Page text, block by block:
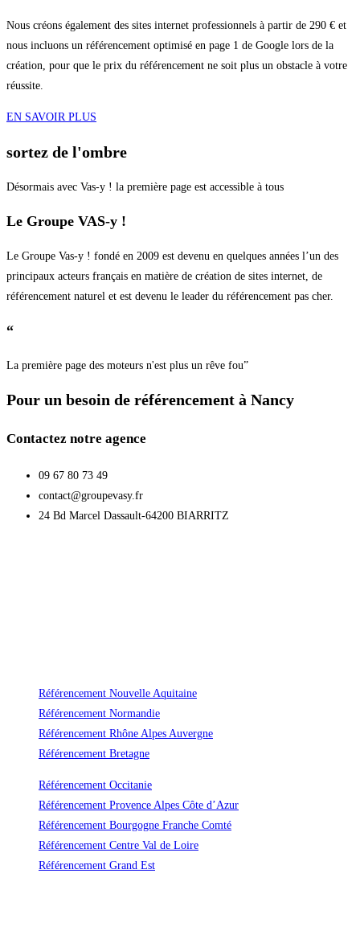
Nous créons également des sites internet professionnels à partir de 290 € et
nous incluons un référencement optimisé en page 1 de Google lors de la
création, pour que le prix du référencement ne soit plus un obstacle à votre
réussite.
EN SAVOIR PLUS
sortez de l'ombre
Désormais avec Vas-y ! la première page est accessible à tous
Le Groupe VAS-y !
Le Groupe Vas-y ! fondé en 2009 est devenu en quelques années l’un des
principaux acteurs français en matière de création de sites internet, de
référencement naturel et est devenu le leader du référencement pas cher.
“
La première page des moteurs n'est plus un rêve fou”
Pour un besoin de référencement à Nancy
Contactez notre agence
09 67 80 73 49
contact@groupevasy.fr
24 Bd Marcel Dassault-64200 BIARRITZ
Référencement Nouvelle Aquitaine
Référencement Normandie
Référencement Rhône Alpes Auvergne
Référencement Bretagne
Référencement Occitanie
Référencement Provence Alpes Côte d’Azur
Référencement Bourgogne Franche Comté
Référencement Centre Val de Loire
Référencement Grand Est